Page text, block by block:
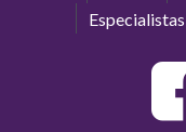
Especialistas